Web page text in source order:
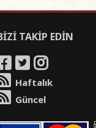
TAKİP EDİN
Haftalık
Güncel